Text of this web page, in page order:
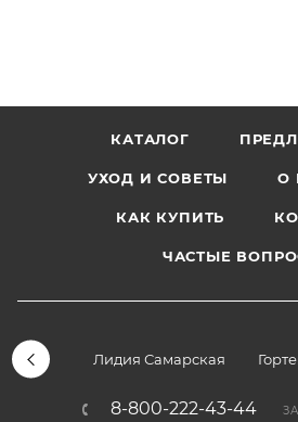
КАТАЛОГ
УХОД И СОВЕТЫ О
КАК КУПИТЬ
ЧАСТЫЕ
Лидия Самарская
8-800-222-43-44